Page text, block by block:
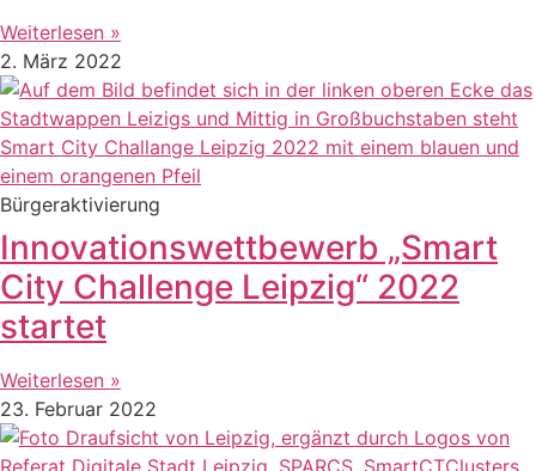
Weiterlesen »
2. März 2022
Bürgeraktivierung
Innovationswettbewerb „Smart
City Challenge Leipzig“ 2022
startet
Weiterlesen »
23. Februar 2022